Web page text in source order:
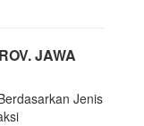
JAWA
Jenis